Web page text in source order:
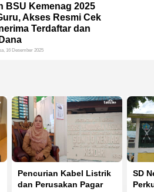
BSU Kemenag 2025
Akses Resmi Cek
Terdaftar dan
16 Desember 2025
Pencurian Kabel Listrik
dan Perusakan Pagar
SD